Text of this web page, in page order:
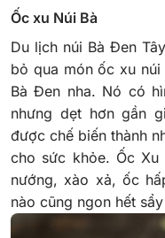
Ốc xu Núi Bà
Du lịch núi Bà Đen
bỏ qua món ốc xu
Bà Đen nha. Nó có
nhưng dẹt hơn gần
được chế biến thành
cho sức khỏe. Ốc
nướng, xào xả, ốc
nào cũng ngon hết